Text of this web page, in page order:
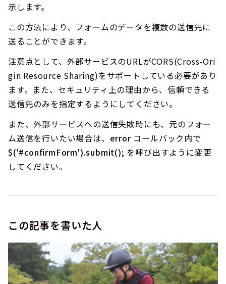
示します。
この方法により、フォームのデータを複数の送信先に
送ることができます。
注意点として、外部サービスのURLがCORS(Cross-Ori
gin Resource Sharing)をサポートしている必要があり
ます。また、セキュリティ上の理由から、信頼できる
送信先のみを指定するようにしてください。
また、外部サービスへの送信失敗時にも、元のフォー
ム送信を行いたい場合は、 errorコールバック内で
$('#confirmForm').submit(); を呼び出すように変更
してください。
この記事を書いた人